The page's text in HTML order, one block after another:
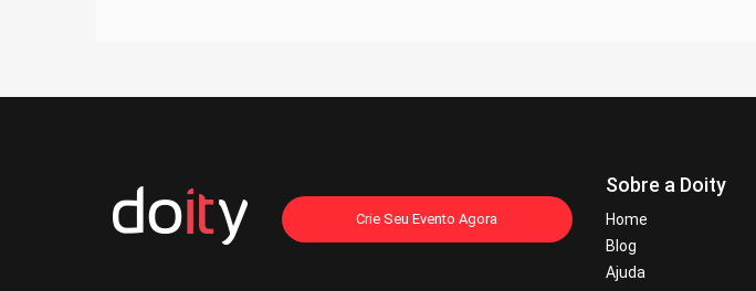
Crie Seu Evento Agora
Sobre a Doity
Home
Blog
Ajuda